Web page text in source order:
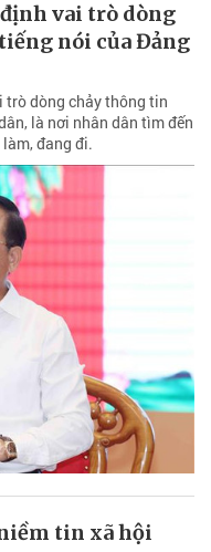
vai trò dòng
nói của Đảng
trò dòng chảy thông tin
là nơi nhân dân tìm đến
đang đi.
tin xã hội